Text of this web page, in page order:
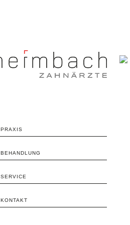
PRAXIS
BEHANDLUNG
SERVICE
KONTAKT